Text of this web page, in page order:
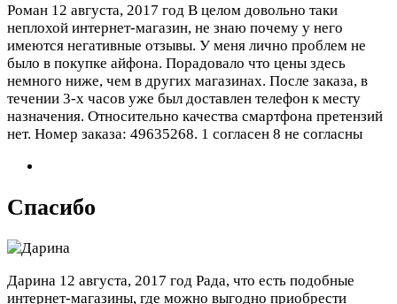
Роман 12 августа, 2017 год В целом довольно таки
неплохой интернет-магазин, не знаю почему у него
имеются негативные отзывы. У меня лично проблем не
было в покупке айфона. Порадовало что цены здесь
немного ниже, чем в других магазинах. После заказа, в
течении 3-х часов уже был доставлен телефон к месту
назначения. Относительно качества смартфона претензий
нет. Номер заказа: 49635268. 1 согласен 8 не согласны
Спасибо
Дарина 12 августа, 2017 год Рада, что есть подобные
интернет-магазины, где можно выгодно приобрести